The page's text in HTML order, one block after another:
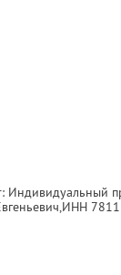
Индивидуальный
ИНН